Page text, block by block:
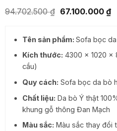
94.702.500₫ Giá
94.702.500 ₫.
67.100.000 ₫Giá
Tên sản phẩm: Sofa bọc
Kích thước: 4300 x 1020 x
cầu)
Quy cách: Sofa bọc da bò
Chất liệu: Da bò Ý thật
khung gỗ thông Đan Mạch
Màu sắc: Màu sắc thay đổi